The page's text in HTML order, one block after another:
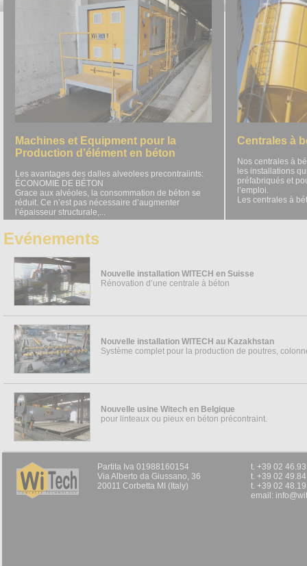
Machines et Equipment pour la
Production d’élément en béton
Les avantages des dalles alveolees precontraiints:
ÉCONOMIE DE BÉTON
Grace aux alvéoles, la consommation de béton se
réduit. Ce n’est pas nécessaire d’augmenter
l’épaisseur structurale,...
Centrales à
Nos centrales à
les installations
préfabriqués et
l’emploi.
Les centrales à
Pieux pour vignes
...
La machine
production de
Evénements
Nouvelle installation WITECH en Suisse
Rénovation d’une centrale à béton
Nouvelle installation WITECH au Kazakhstan
Système complet pour la production de poutres,
Nouvelle usine Witech en Belgique
pour linteaux ou pieux en béton précontraint.
Partita Iva 01988160154
Via Alberto da Giussano, 36
20011 Corbetta MI (Italy)
t. +39 02
t. +39 02
t. +39 02
email: